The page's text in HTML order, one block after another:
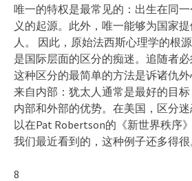
唯一的特权是最常见的：出生在同
义的起源。此外，唯一能够为国家
人。 因此，原始法西斯心理学的根
是国际层面的区分的痴迷。追随者
这种区分的最简单的方法是诉诸仇
来自内部：犹太人通常是最好的目
内部和外部的优势。在美国，区分
以在Pat Robertson的《新世界秩序
我们最近看到的，这种例子还多得很
8